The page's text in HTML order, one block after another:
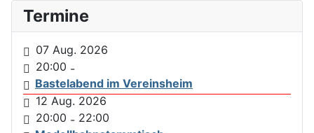
Termine
07 Aug. 2026
20:00 -
Bastelabend im Vereinsheim
12 Aug. 2026
20:00 - 22:00